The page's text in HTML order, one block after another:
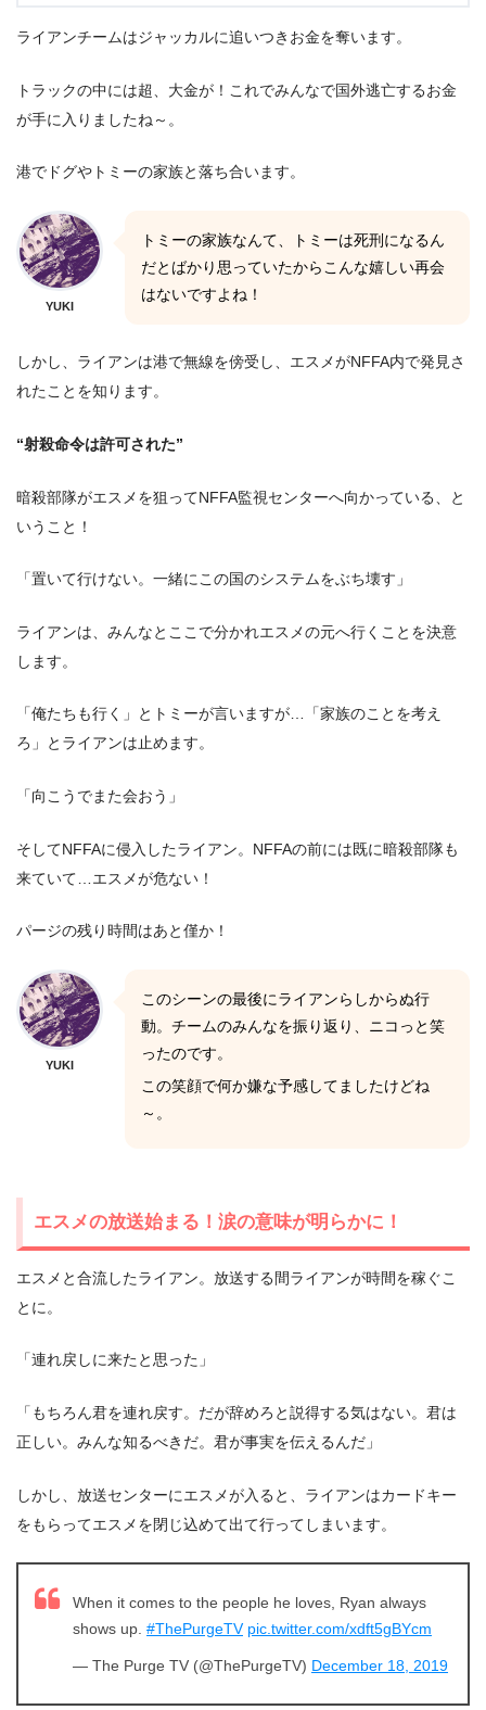
ライアンチームはジャッカルに追いつきお金を奪います。
トラックの中には超、大金が！これでみんなで国外逃亡するお金
が手に入りましたね～。
港でドグやトミーの家族と落ち合います。
YUKI
トミーの家族なんて、トミーは死刑になるん
だとばかり思っていたからこんな嬉しい再会
はないですよね！
しかし、ライアンは港で無線を傍受し、エスメがNFFA内で発見さ
れたことを知ります。
“射殺命令は許可された”
暗殺部隊がエスメを狙ってNFFA監視センターへ向かっている、と
いうこと！
「置いて行けない。一緒にこの国のシステムをぶち壊す」
ライアンは、みんなとここで分かれエスメの元へ行くことを決意
します。
「俺たちも行く」とトミーが言いますが…「家族のことを考え
ろ」とライアンは止めます。
「向こうでまた会おう」
そしてNFFAに侵入したライアン。NFFAの前には既に暗殺部隊も
来ていて…エスメが危ない！
パージの残り時間はあと僅か！
YUKI
このシーンの最後にライアンらしからぬ行
動。チームのみんなを振り返り、ニコっと笑
ったのです。
この笑顔で何か嫌な予感してましたけどね
～。
エスメの放送始まる！涙の意味が明らかに！
エスメと合流したライアン。放送する間ライアンが時間を稼ぐこ
とに。
「連れ戻しに来たと思った」
「もちろん君を連れ戻す。だが辞めろと説得する気はない。君は
正しい。みんな知るべきだ。君が事実を伝えるんだ」
しかし、放送センターにエスメが入ると、ライアンはカードキー
をもらってエスメを閉じ込めて出て行ってしまいます。
When it comes to the people he loves, Ryan always
shows up. #ThePurgeTV pic.twitter.com/xdft5gBYcm
— The Purge TV (@ThePurgeTV) December 18, 2019